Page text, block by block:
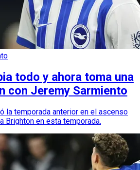
todo y ahora toma una
con Jeremy Sarmiento
la temporada anterior en el ascenso
Brighton en esta temporada.